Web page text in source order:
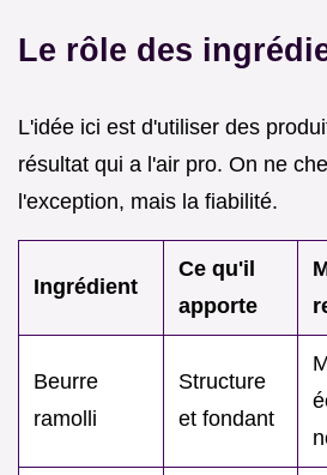
Le rôle des
L'idée ici est d'utiliser des
résultat qui a l'air pro. On ne
l'exception, mais la fiabilité.
Ingrédient
Ce qu'il
apporte
Beurre
ramolli
Structure
et fondant